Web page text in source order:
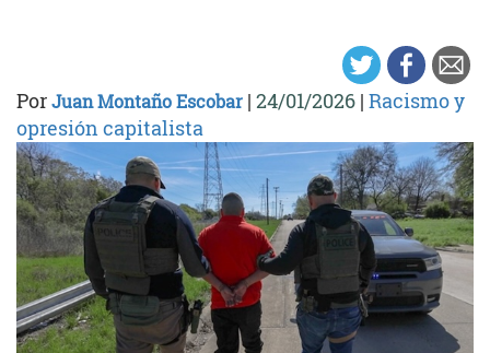
PorJuan Montaño Escobar | 24/01/2026 | Racismo y
opresión capitalista